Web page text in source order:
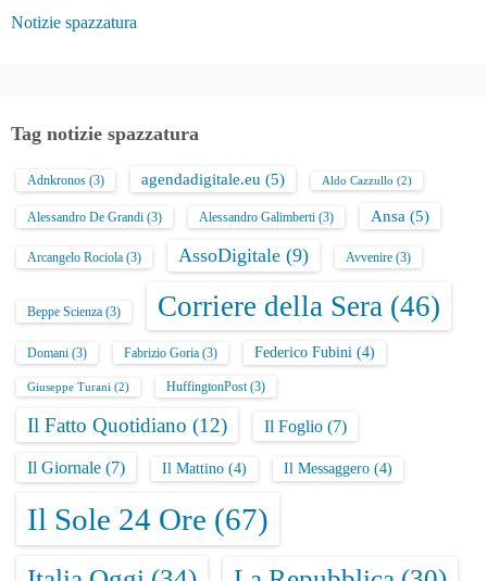
Notizie spazzatura
Tag notizie spazzatura
Adnkronos (3) agendadigitale.eu (5) Aldo Cazzullo (2)
Alessandro De Grandi (3) Alessandro Galimberti (3) Ansa (5)
Arcangelo Rociola (3) AssoDigitale (9) Avvenire (3)
Beppe Scienza (3) Corriere della Sera (46)
Domani (3) Fabrizio Goria (3) Federico Fubini (4)
Giuseppe Turani (2) HuffingtonPost(3)
Il Fatto Quotidiano (12) Il Foglio (7)
Il Giornale (7) Il Mattino (4) Il Messaggero (4)
Il Sole 24 Ore (67)